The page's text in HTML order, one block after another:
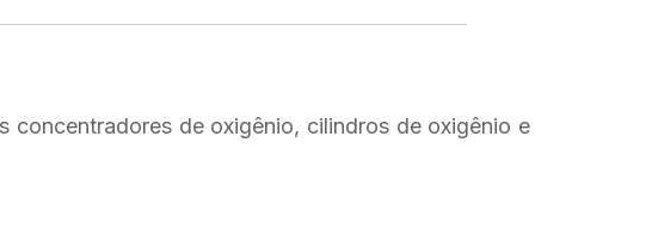
concentradores de oxigênio, cilindros de oxigênio e